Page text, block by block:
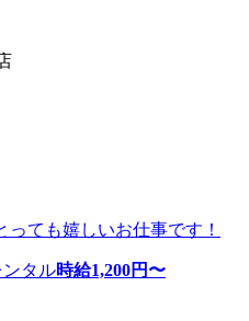
っても嬉しいお仕事です！
タル時給1,200円〜